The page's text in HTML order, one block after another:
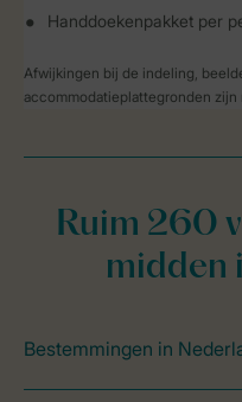
Handdoekenpakket per
Afwijkingen bij de indeling,
accommodatieplattegronden zijn
Ruim 260
midden
Bestemmingen in